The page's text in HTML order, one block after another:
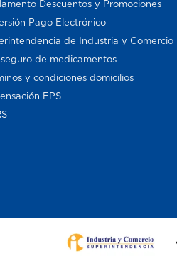
Descuentos y Promociones
Pago Electrónico
de Industria y Comercio
seguro de medicamentos
y condiciones domicilios
EPS